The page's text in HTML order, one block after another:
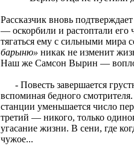
Рассказчик вновь
— оскорбили и рас­топтали его
тягаться ему с сильными мира
барыню» никак не изменит
Наш же Самсон Вырин —
- Повесть завершается
вспоминая бедного
станции уменьшается число
третий — никого, только
угасание жизни. В сени, где
чужое...